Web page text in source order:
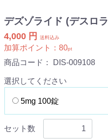
デズゾライド (デスロ
4,000 円 送料込み
加算ポイント： 80pt
商品コード： DIS-009108
選択してください
5mg 100錠
セット数